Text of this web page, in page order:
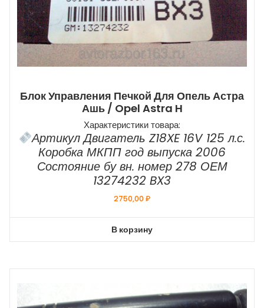
Блок Управления Печкой Для Опель Астра
Ашь / Opel Astra H
Характеристики товара:
Артикул Двигатель Z18XE 16V 125 л.с.
Коробка МКПП год выпуска 2006
Состояние бу вн. номер 278 ОЕМ
13274232 BX3
2750,00₽
В корзину